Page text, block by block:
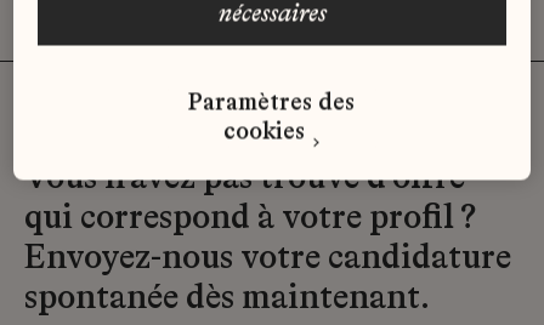
Vous n'avez pas trouvé d'offre
qui correspond à votre profil ?
Envoyez-nous votre candidature
spontanée dès maintenant.
nécessaires
Paramètres des
cookies